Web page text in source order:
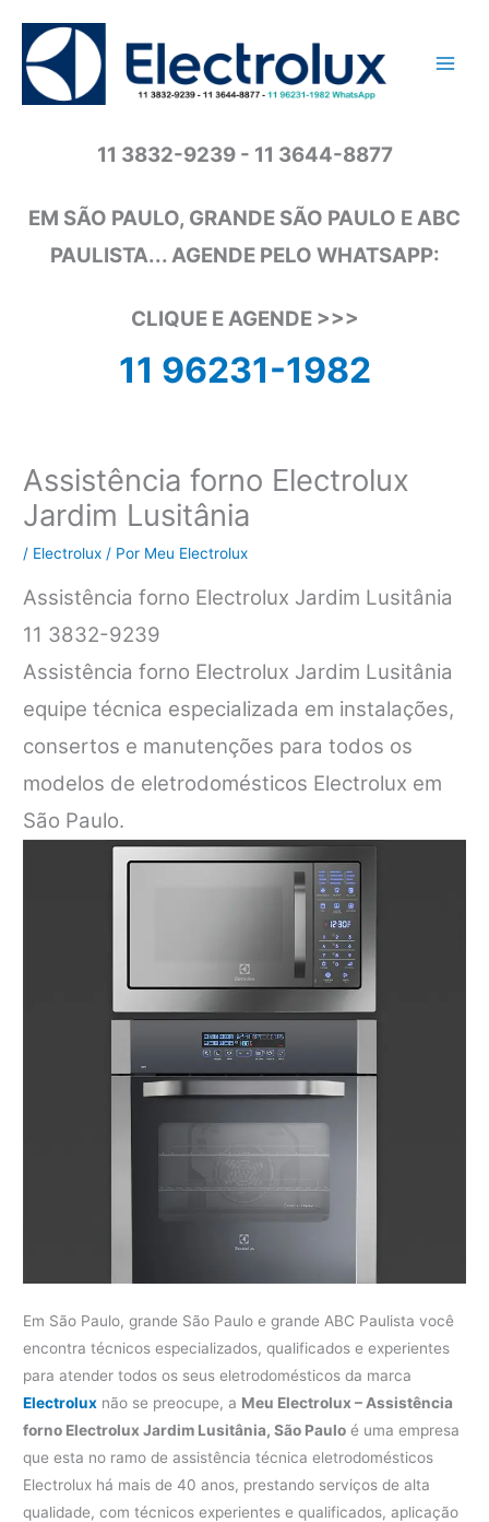
conteúdo
11 3832-9239 - 11 3644-8877
EM SÃO PAULO, GRANDE SÃO PAULO E ABC
PAULISTA... AGENDE PELO WHATSAPP:
CLIQUE E AGENDE >>>
11 96231-1982
Assistência forno Electrolux
Jardim Lusitânia
/ Electrolux / Por Meu Electrolux
Assistência forno Electrolux Jardim Lusitânia
11 3832-9239
Assistência forno Electrolux Jardim Lusitânia
equipe técnica especializada em instalações,
consertos e manutenções para todos os
modelos de eletrodomésticos Electrolux em
São Paulo.
Em São Paulo, grande São Paulo e grande ABC Paulista você
encontra técnicos especializados, qualificados e experientes
para atender todos os seus eletrodomésticos da marca
Electrolux não se preocupe, a Meu Electrolux – Assistência
forno Electrolux Jardim Lusitânia, São Paulo é uma empresa
que esta no ramo de assistência técnica eletrodomésticos
Electrolux há mais de 40 anos, prestando serviços de alta
qualidade, com técnicos experientes e qualificados, aplicação